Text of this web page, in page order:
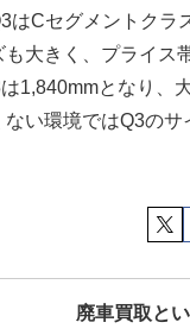
はCセグメントク
大きく、プライス
1,840mmとなり、
い環境ではQ3の
廃車買取と